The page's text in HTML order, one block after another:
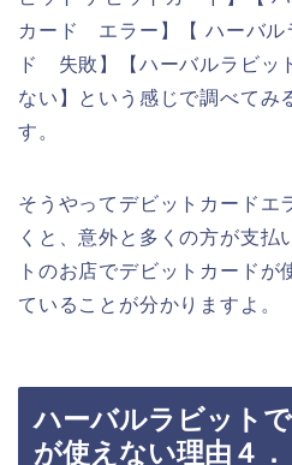
カード エラー】【 ハーバル
ド 失敗】【ハーバルラビッ
ない】という感じで調べてみ
す。
そうやってデビットカードエ
くと、意外と多くの方が支払
トのお店でデビットカードが
ていることが分かりますよ。
ハーバルラビット
が使えない理由４